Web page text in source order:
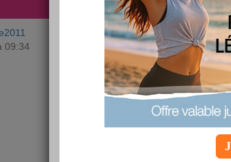
MESSAGE
09:34
vélo
ses encore moi une simple question
combien de temps par jour doit t'on